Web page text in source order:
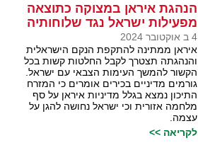
הנהגת איראן במצוקה כתוצאה
מפעילות ישראל נגד שלוחותיה
4 ב אוקטובר 2024
איראן ממתינה להתקפת הנקם הישראלית
והנהגתה תצטרך לקבל החלטות קשות בכל
הקשור להמשך העימות הצבאי עם ישראל.
גורמים מדיניים בכירים אומרים כי המזרח
התיכון נמצא בגלל מדיניות איראן על סף
מלחמה אזורית וכי ישראל נחושה להגן על
עצמה.
לקריאה >>